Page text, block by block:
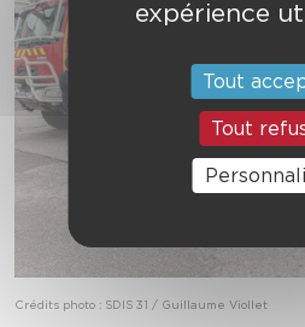
Crédits photo : SDIS 31 / Guillaume Viollet
expérience
Tout
Tout